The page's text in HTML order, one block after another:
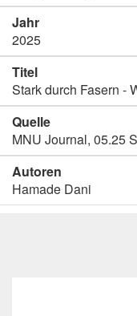
Jahr
2025
Titel
Stark durch Fasern -
Quelle
MNU Journal, 05.25
Autoren
Hamade Dani